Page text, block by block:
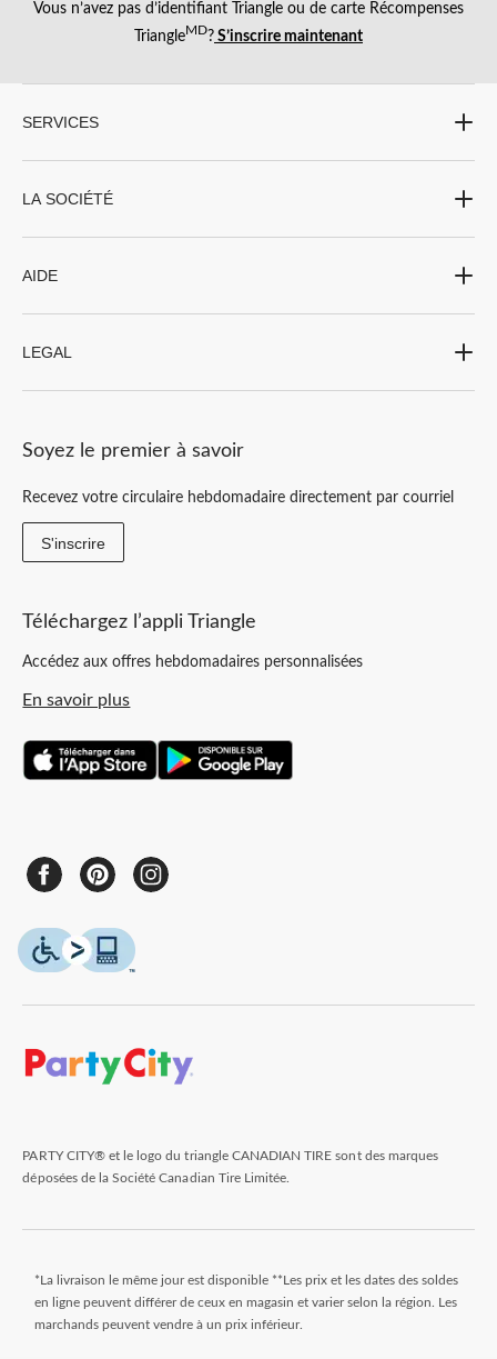
Vous n’avez pas d’identifiant Triangle ou de carte Récompenses
TriangleMD? S’inscrire maintenant
SERVICES
LA SOCIÉTÉ
AIDE
LEGAL
Soyez le premier à savoir
Recevez votre circulaire hebdomadaire directement par courriel
S'inscrire
Téléchargez l’appli Triangle
Accédez aux offres hebdomadaires personnalisées
En savoir plus
PARTY CITY® et le logo du triangle CANADIAN TIRE sont des marques
déposées de la Société Canadian Tire Limitée.
*La livraison le même jour est disponible **Les prix et les dates des soldes
en ligne peuvent différer de ceux en magasin et varier selon la région. Les
marchands peuvent vendre à un prix inférieur.